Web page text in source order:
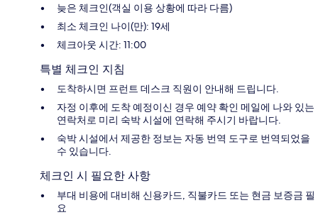
늦은 체크인(객실 이용 상황에 따라 다름)
최소 체크인 나이(만): 19세
체크아웃 시간: 11:00
특별 체크인 지침
도착하시면 프런트 데스크 직원이 안내해 드립니다.
자정 이후에 도착 예정이신 경우 예약 확인 메일에 나와 있는
연락처로 미리 숙박 시설에 연락해 주시기 바랍니다.
숙박 시설에서 제공한 정보는 자동 번역 도구로 번역되었을
수 있습니다.
체크인 시 필요한 사항
부대 비용에 대비해 신용카드, 직불카드 또는 현금 보증금 필
요